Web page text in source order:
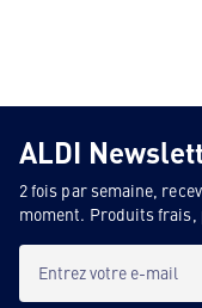
ALDI
2 fois par semaine,
moment. Produits
Entrez votre e-mail